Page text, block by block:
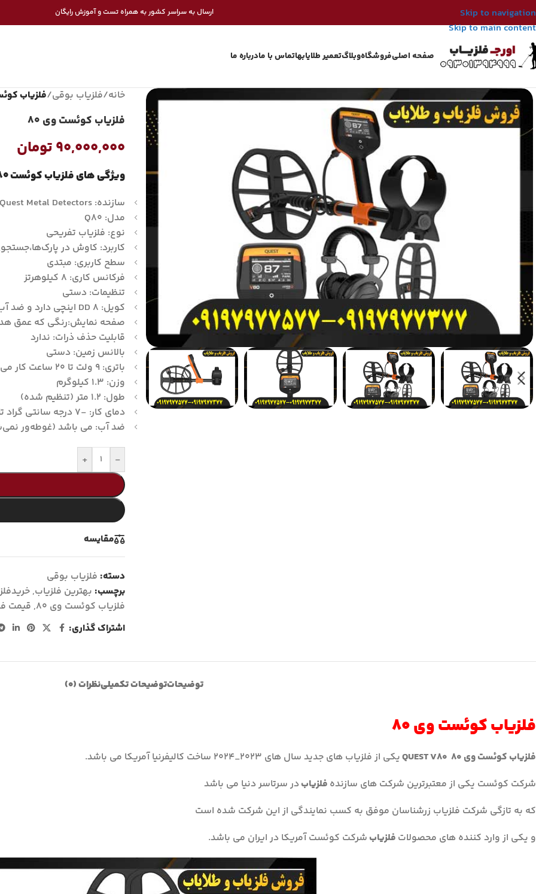
Skip to navigation
Skip to main content
ارسال به سراسر کشور به همراه تست و آموزش رایگان
صفحه اصلیفروشگاهوبلاگتعمیر طلایابهاتماس با مادرباره ما
خانه/فلزیاب بوقی/فلزیاب
فلزیاب کوئست وی ۸۰
۹۰,۰۰۰,۰۰۰تومان
ویژگی های فلزیاب کوئست V80 عبارتند از:
سازنده: Quest Metal Detectors
مدل: Q80
نوع: فلزیاب تفریحی
کاربرد: کاوش در
سطح کاربری: مبتدی
فرکانس کاری: 8 کیلوهرتز
تنظیمات: دستی
کویل: DD 8 اینچی دارد و ضد آب
صفحه نمایش:رنگی که عمق
قابلیت حذف ذرات: ندارد
بالانس زمین: دستی
باتری: 9 ولت تا 20 ساعت کار می کند.
وزن: 1.3 کیلوگرم
طول: 1.2 متر (تنظیم شده)
دمای کار: -7 درجه سانتی گراد تا 40 درجه سانتی گراد
ضد آب: می باشد (غوطه‌ور
-
+
مقايسه
دسته: فلزیاب بوقی
برچسب: بهترین فلزیاب,
فلزیاب کوئست وی ۸۰
, قیمت
اشتراک گذاری:
توضیحاتتوضیحات تکمیلینظرات (0)
فلزیاب کوئست وی ۸۰
فلزیاب کوئست وی ۸۰ QUEST V80
یکی از فلزیاب های جدید سال های ۲۰۲۳_۲۰۲۴ ساخت کالیفرنیا آمریکا می باشد.
شرکت کوئست یکی‌ از معتبرترین شرکت های سازنده فلزیابدر سرتاسر دنیا می باشد
که به تازگی شرکت فلزیاب زرشناسان موفق به کسب نمایندگی از این شرکت شده است
و یکی از وارد کننده های محصولات فلزیاب شرکت کوئست آمریکا در ایران می باشد.